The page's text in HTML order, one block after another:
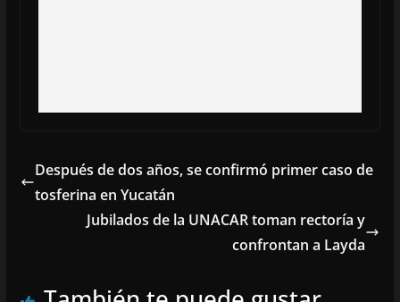
Después de dos años, se confirmó primer caso de
tosferina en Yucatán
Jubilados de la UNACAR toman rectoría y
confrontan a Layda